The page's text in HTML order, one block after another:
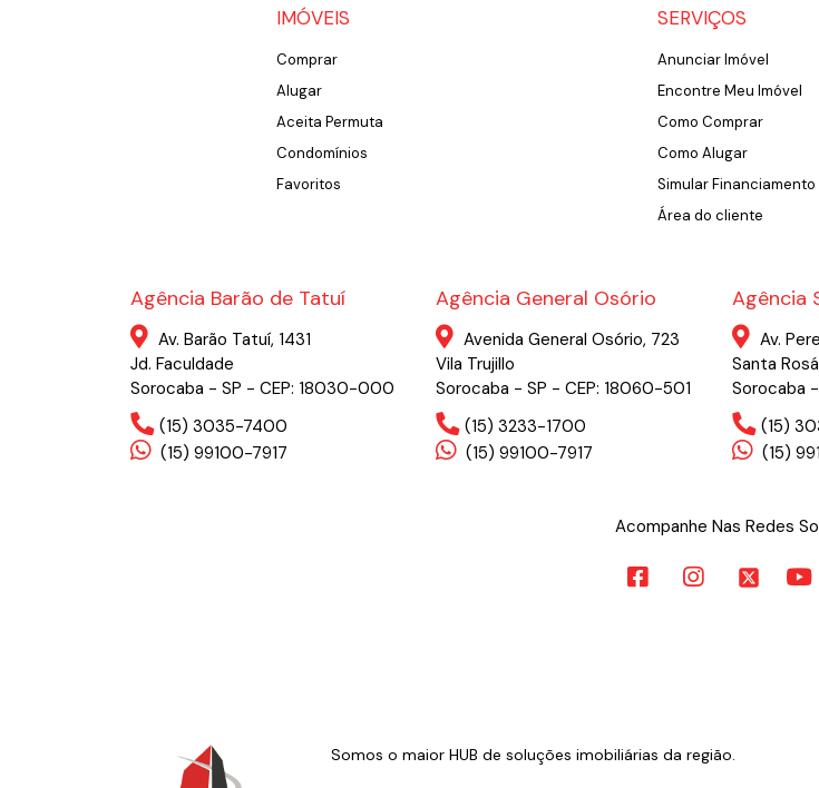
IMÓVEIS
Comprar
Alugar
Aceita Permuta
Condomínios
Favoritos
SERVIÇOS
Anunciar Imóvel
Encontre Meu Imóvel
Como Comprar
Como Alugar
Simular Financiamento
Área do cliente
Agência Barão de Tatuí
Av. Barão Tatuí, 1431
Jd. Faculdade
Sorocaba - SP - CEP: 18030-000
(15) 3035-7400
(15) 99100-7917
Agência General Osório
Avenida General Osório, 723
Vila Trujillo
Sorocaba - SP - CEP: 18060-501
(15) 3233-1700
(15) 99100-7917
Agência
Av.
Santa
Sorocaba
(15)
(15)
Acompanhe Nas Redes
Somos o maior HUB de soluções imobiliárias da região.